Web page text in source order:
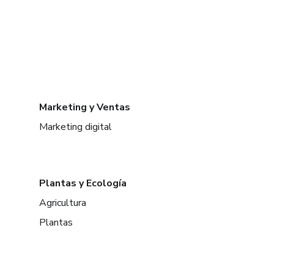
Marketing y Ventas
Marketing digital
Plantas y Ecología
Agricultura
Plantas